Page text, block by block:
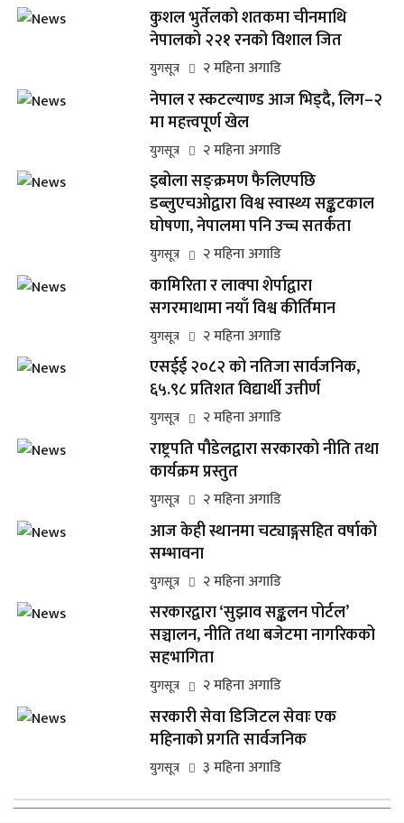
कुशल भुर्तेलको शतकमा चीनमाथि
नेपालको २२१ रनको विशाल जित
युगसूत्र २ महिना अगाडि
नेपाल र स्कटल्याण्ड आज भिड्दै, लिग–२
मा महत्त्वपूर्ण खेल
युगसूत्र २ महिना अगाडि
इबोला सङ्क्रमण फैलिएपछि
डब्लुएचओद्वारा विश्व स्वास्थ्य सङ्कटकाल
घोषणा, नेपालमा पनि उच्च सतर्कता
युगसूत्र २ महिना अगाडि
कामिरिता र लाक्पा शेर्पाद्वारा
सगरमाथामा नयाँ विश्व कीर्तिमान
युगसूत्र २ महिना अगाडि
एसईई २०८२ को नतिजा सार्वजनिक,
६५.९८ प्रतिशत विद्यार्थी उत्तीर्ण
युगसूत्र २ महिना अगाडि
राष्ट्रपति पौडेलद्वारा सरकारको नीति तथा
कार्यक्रम प्रस्तुत
युगसूत्र २ महिना अगाडि
आज केही स्थानमा चट्याङ्गसहित वर्षाको
सम्भावना
युगसूत्र २ महिना अगाडि
सरकारद्वारा ‘सुझाव सङ्कलन पोर्टल’
सञ्चालन, नीति तथा बजेटमा नागरिकको
सहभागिता
युगसूत्र २ महिना अगाडि
सरकारी सेवा डिजिटल सेवाः एक
महिनाको प्रगति सार्वजनिक
युगसूत्र ३ महिना अगाडि